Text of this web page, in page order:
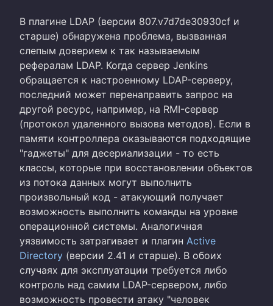
В плагине LDAP (версии 807.v7d7de30930cf и
старше) обнаружена проблема, вызванная
слепым доверием к так называемым
рефералам LDAP. Когда сервер Jenkins
обращается к настроенному LDAP-серверу,
последний может перенаправить запрос на
другой ресурс, например, на RMI-сервер
(протокол удаленного вызова методов). Если в
памяти контроллера оказываются подходящие
"гаджеты" для десериализации - то есть
классы, которые при восстановлении объектов
из потока данных могут выполнить
произвольный код - атакующий получает
возможность выполнить команды на уровне
операционной системы. Аналогичная
уязвимость затрагивает и плагин Active
Directory (версии 2.41 и старше). В обоих
случаях для эксплуатации требуется либо
контроль над самим LDAP-сервером, либо
возможность провести атаку "человек